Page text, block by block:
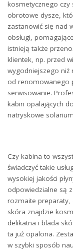
kosmetycznego czy
obrotowe dysze,
zastanowić się nad
obsługi,
istnieją także
klientek, np. przed
wygodniejszego niż
od renomowanego
serwisowanie.
kabin opalających
natryskowe
Czy kabina to
świadczyć takie
wysokiej jakości
odpowiedzialne są
rozmaite preparaty,
skóra znajdzie
delikatna i blada
ta już opalona.
w szybki sposób